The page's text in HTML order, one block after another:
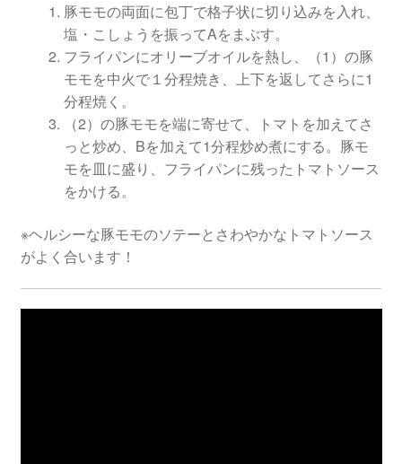
豚モモの両面に包丁で格子状に切り込みを入れ、
塩・こしょうを振ってAをまぶす。
フライパンにオリーブオイルを熱し、（1）の豚
モモを中火で１分程焼き、上下を返してさらに1
分程焼く。
（2）の豚モモを端に寄せて、トマトを加えてさ
っと炒め、Bを加えて1分程炒め煮にする。豚モ
モを皿に盛り、フライパンに残ったトマトソース
をかける。
※ヘルシーな豚モモのソテーとさわやかなトマトソース
がよく合います！